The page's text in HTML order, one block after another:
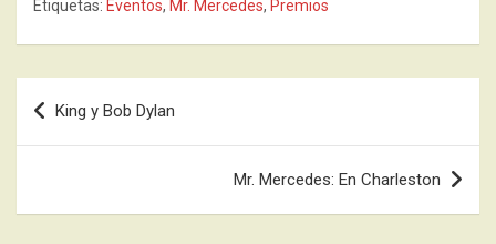
Etiquetas: Eventos, Mr. Mercedes, Premios
Navegación
de
King y Bob Dylan
Mr. Mercedes: En Charleston